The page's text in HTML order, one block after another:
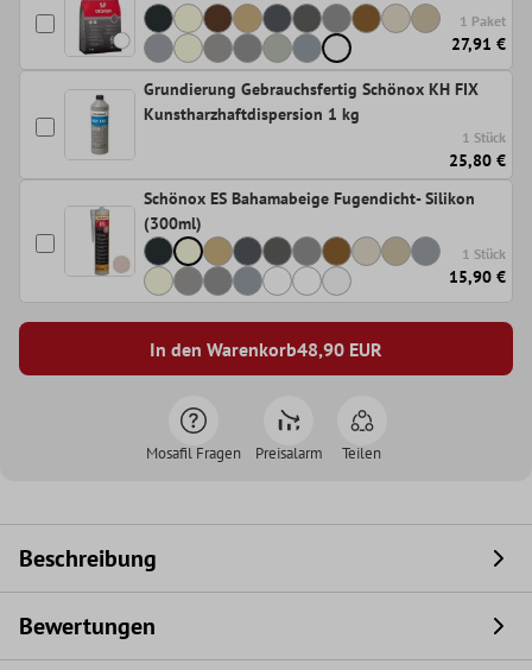
1 Paket
27,91 €
Grundierung Gebrauchsfertig Schönox KH FIX
Kunstharzhaftdispersion 1 kg
1 Stück
25,80 €
Schönox ES Bahamabeige Fugendicht- Silikon
(300ml)
1 Stück
15,90 €
In den Warenkorb48,90 EUR
Mosafil Fragen Preisalarm Teilen
Beschreibung
Bewertungen